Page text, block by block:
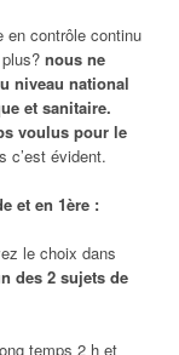
en contrôle continu
nous ne
niveau national
et sanitaire.
voulus pour le
c’est évident.
et en 1ère :
le choix dans
des 2 sujets de
temps 2 h et